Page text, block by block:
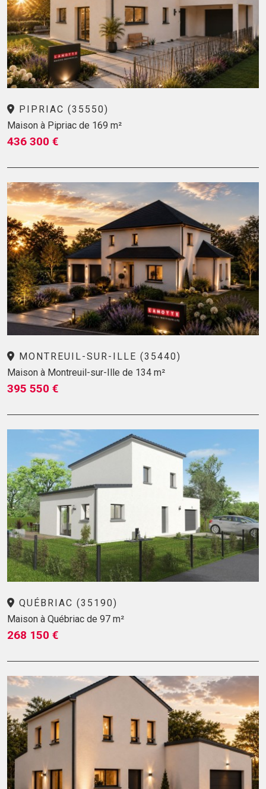
PIPRIAC (35550)
Maison à Pipriac de 169 m²
436 300 €
MONTREUIL-SUR-ILLE (35440)
Maison à Montreuil-sur-Ille de 134 m²
395 550 €
QUÉBRIAC (35190)
Maison à Québriac de 97 m²
268 150 €